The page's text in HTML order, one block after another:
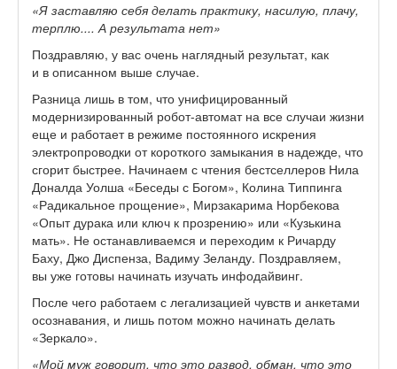
«Я заставляю себя делать практику, насилую, плачу,
терплю.... А результата нет»
Поздравляю, у вас очень наглядный результат, как
и в описанном выше случае.
Разница лишь в том, что унифицированный
модернизированный робот-автомат на все случаи жизни
еще и работает в режиме постоянного искрения
электропроводки от короткого замыкания в надежде, что
сгорит быстрее. Начинаем с чтения бестселлеров Нила
Доналда Уолша «Беседы с Богом», Колина Типпинга
«Радикальное прощение», Мирзакарима Норбекова
«Опыт дурака или ключ к прозрению» или «Кузькина
мать». Не останавливаемся и переходим к Ричарду
Баху, Джо Диспенза, Вадиму Зеланду. Поздравляем,
вы уже готовы начинать изучать инфодайвинг.
После чего работаем с легализацией чувств и анкетами
осознавания, и лишь потом можно начинать делать
«Зеркало».
«Мой муж говорит, что это развод, обман, что это